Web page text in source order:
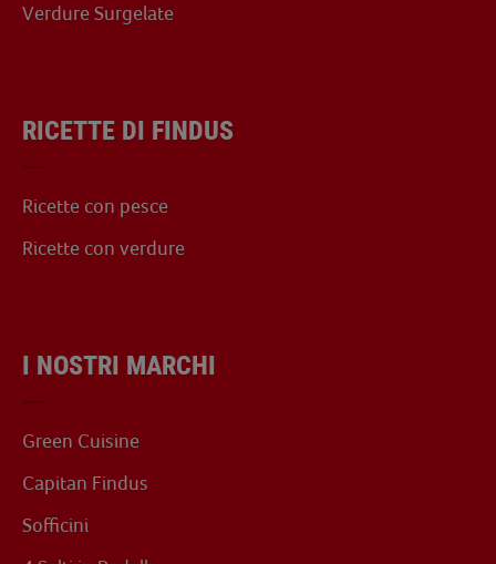
Verdure Surgelate
RICETTE DI FINDUS
Ricette con pesce
Ricette con verdure
I NOSTRI MARCHI
Green Cuisine
Capitan Findus
Sofficini